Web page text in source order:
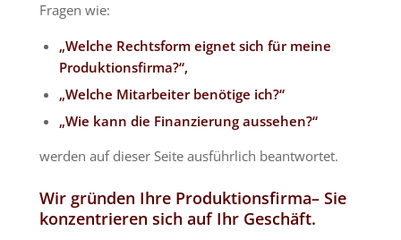
Fragen wie:
„Welche Rechtsform eignet sich für meine
Produktionsfirma?“,
„Welche Mitarbeiter benötige ich?“
„Wie kann die Finanzierung aussehen?“
werden auf dieser Seite ausführlich beantwortet.
Wir gründen Ihre Produktionsfirma– Sie
konzentrieren sich auf Ihr Geschäft.